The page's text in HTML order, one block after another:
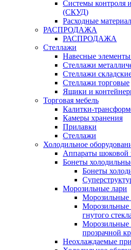
Системы контроля
(СКУД)
Расходные
РАСПРОДАЖА
РАСПРОДАЖА
Стеллажи
Навесные элементы
Стеллажи
Стеллажи
Стеллажи торговые
Ящики и
Торговая мебель
Калитки-
Камеры хранения
Прилавки
Стеллажи
Холодильное
Аппараты шоковой
Бонеты
Бонеты
Морозильные лари
Морозильные
Морозильные
гнутого
Морозильные
прозрачной
Неохлаждаемые